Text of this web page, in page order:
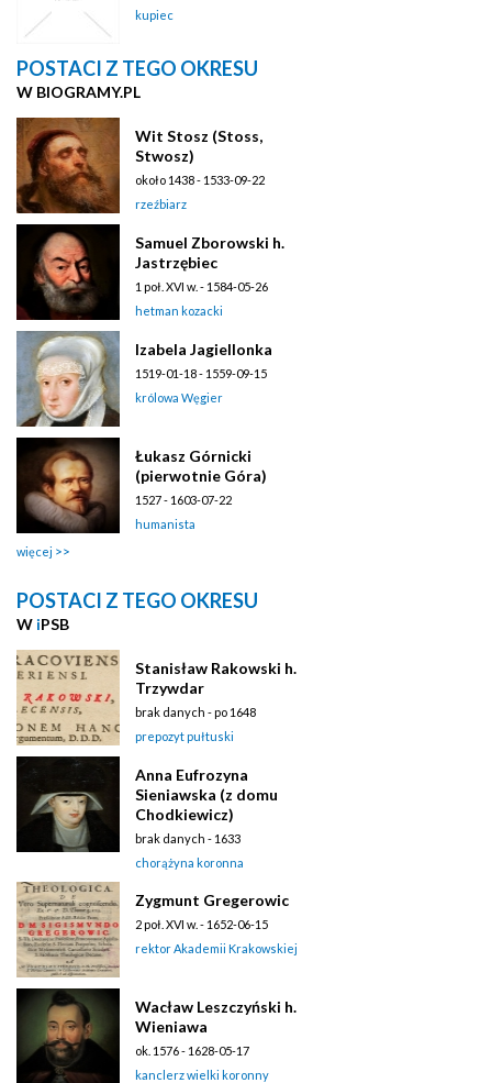
kupiec
POSTACI Z TEGO OKRESU
W BIOGRAMY.PL
Wit Stosz (Stoss,
Stwosz)
około 1438 - 1533-09-22
rzeźbiarz
Samuel Zborowski h.
Jastrzębiec
1 poł. XVI w. - 1584-05-26
hetman kozacki
Izabela Jagiellonka
1519-01-18 - 1559-09-15
królowa Węgier
Łukasz Górnicki
(pierwotnie Góra)
1527 - 1603-07-22
humanista
więcej
POSTACI Z TEGO OKRESU
W iPSB
Stanisław Rakowski h.
Trzywdar
brak danych - po 1648
prepozyt pułtuski
Anna Eufrozyna
Sieniawska (z domu
Chodkiewicz)
brak danych - 1633
chorążyna koronna
Zygmunt Gregerowic
2 poł. XVI w. - 1652-06-15
rektor Akademii Krakowskiej
Wacław Leszczyński h.
Wieniawa
ok. 1576 - 1628-05-17
kanclerz wielki koronny